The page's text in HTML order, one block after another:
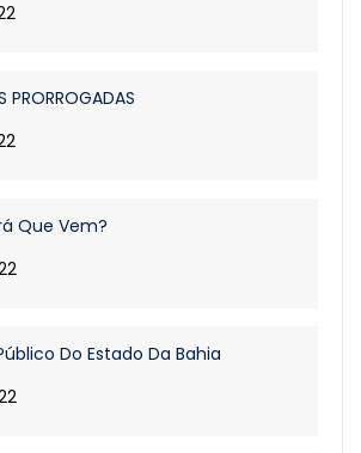
PRORROGADAS
Que Vem?
Do Estado Da Bahia